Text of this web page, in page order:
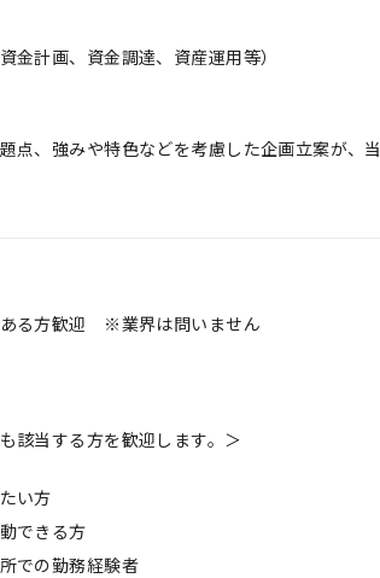
計画、資金調達、資産運用等）
点、強みや特色などを考慮した企画立案が、
ある方歓迎 ※業界は問いません
該当する方を歓迎します。＞
い方
できる方
での勤務経験者